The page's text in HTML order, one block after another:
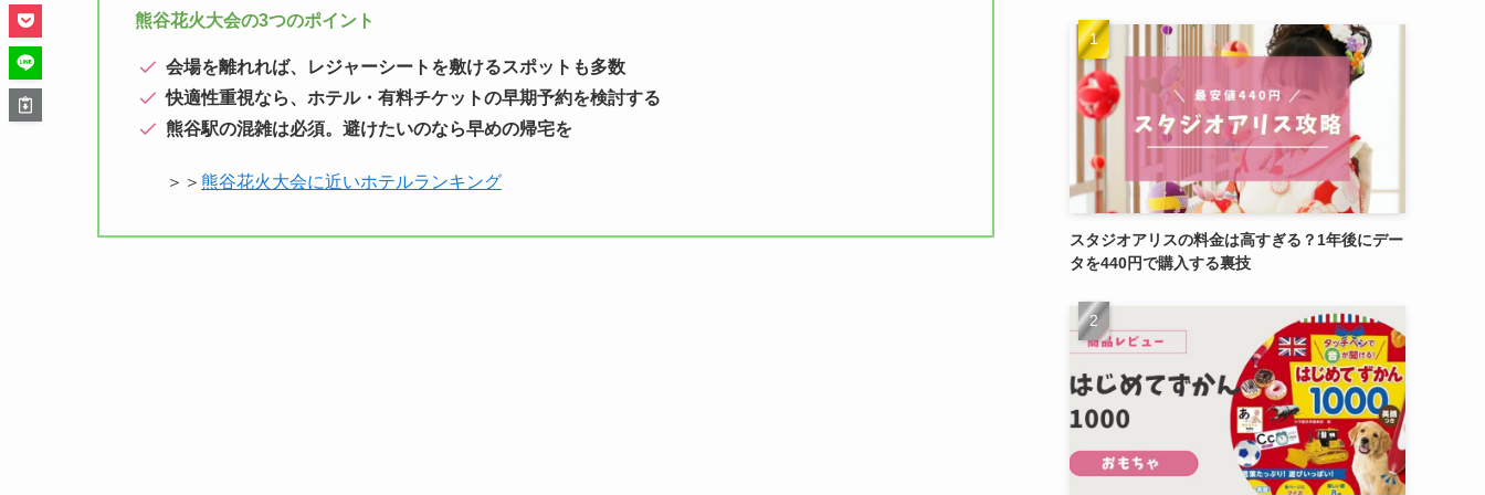
熊谷花火大会の3つのポイント
会場を離れれば、レジャーシートを敷けるスポットも多数
快適性重視なら、ホテル・有料チケットの早期予約を検討する
熊谷駅の混雑は必須。避けたいのなら早めの帰宅を
＞＞ 熊谷花火大会に近いホテルランキング
スタジオアリスの料金は高すぎる？1年後にデー
タを440円で購入する裏技